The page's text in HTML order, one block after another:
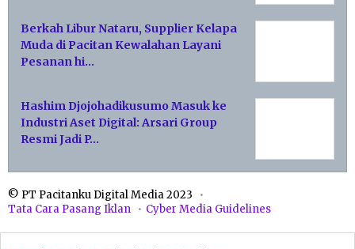
Berkah Libur Nataru, Supplier Kelapa
Muda di Pacitan Kewalahan Layani
Pesanan hi…
Hashim Djojohadikusumo Masuk ke
Industri Aset Digital: Arsari Group
Resmi Jadi P…
© PT Pacitanku Digital Media 2023
Tata Cara Pasang Iklan
Cyber Media Guidelines